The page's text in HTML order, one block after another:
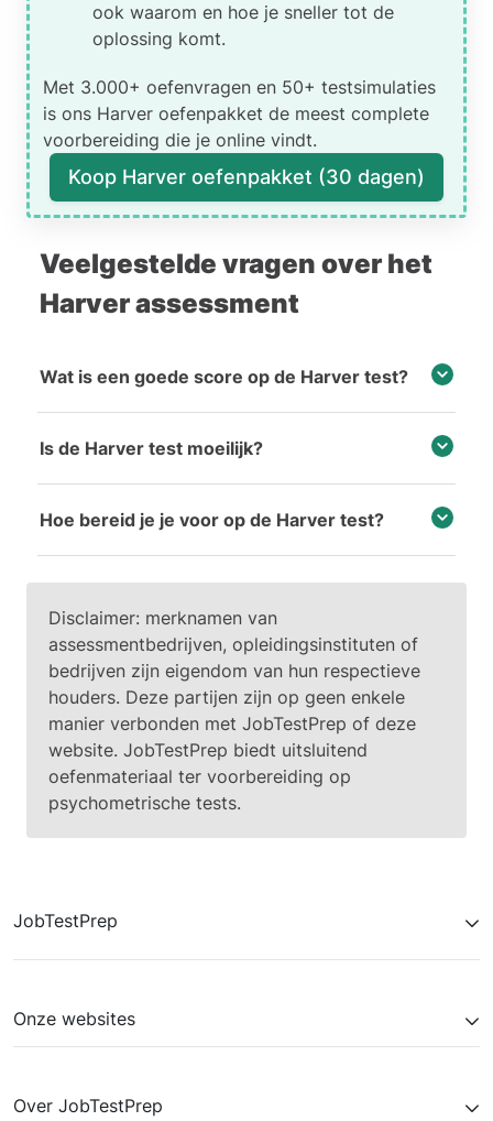
ook waarom en hoe je sneller tot de
oplossing komt.
Met 3.000+ oefenvragen en 50+ testsimulaties
is ons Harver oefenpakket de meest complete
voorbereiding die je online vindt.
Koop Harver oefenpakket (30 dagen)
Veelgestelde vragen over het
Harver assessment
Wat is een goede score op de Harver test?
Is de Harver test moeilijk?
Hoe bereid je je voor op de Harver test?
Disclaimer: merknamen van
assessmentbedrijven, opleidingsinstituten of
bedrijven zijn eigendom van hun respectieve
houders. Deze partijen zijn op geen enkele
manier verbonden met JobTestPrep of deze
website. JobTestPrep biedt uitsluitend
oefenmateriaal ter voorbereiding op
psychometrische tests.
JobTestPrep
Onze websites
Over JobTestPrep